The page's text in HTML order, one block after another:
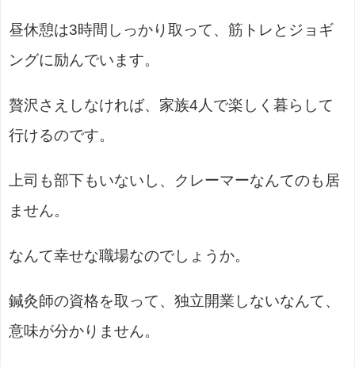
昼休憩は3時間しっかり取って、筋トレとジョギ
ングに励んでいます。
贅沢さえしなければ、家族4人で楽しく暮らして
行けるのです。
上司も部下もいないし、クレーマーなんてのも居
ません。
なんて幸せな職場なのでしょうか。
鍼灸師の資格を取って、独立開業しないなんて、
意味が分かりません。